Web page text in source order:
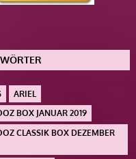
ARIEL
BOX JANUAR 2019
CLASSIK BOX DEZEMBER